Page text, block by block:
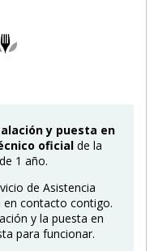
y puesta en
oficial de la
1 año.
de Asistencia
en contacto contigo.
y la puesta en
para funcionar.